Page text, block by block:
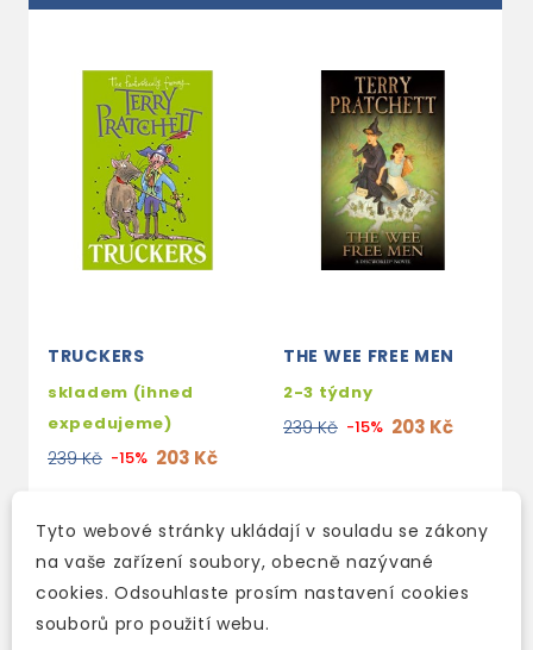
TRUCKERS
skladem (ihned
expedujeme)
239 Kč -15% 203 Kč
THE WEE FREE MEN
2-3 týdny
239 Kč -15% 203 Kč
Tyto webové stránky ukládají v souladu se zákony
na vaše zařízení soubory, obecně nazývané
cookies. Odsouhlaste prosím nastavení cookies
souborů pro použití webu.